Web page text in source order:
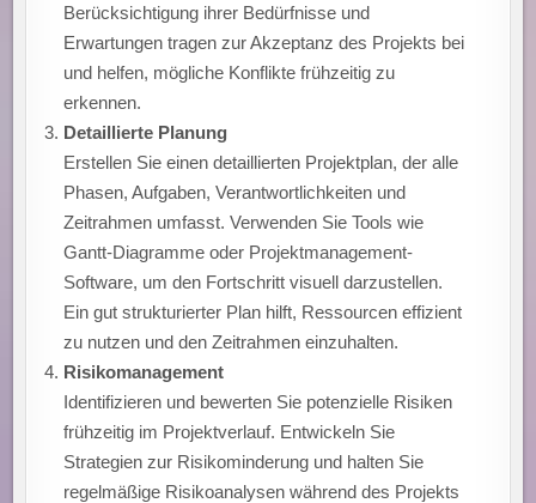
Berücksichtigung ihrer Bedürfnisse und
Erwartungen tragen zur Akzeptanz des Projekts bei
und helfen, mögliche Konflikte frühzeitig zu
erkennen.
Detaillierte Planung
Erstellen Sie einen detaillierten Projektplan, der alle
Phasen, Aufgaben, Verantwortlichkeiten und
Zeitrahmen umfasst. Verwenden Sie Tools wie
Gantt-Diagramme oder Projektmanagement-
Software, um den Fortschritt visuell darzustellen.
Ein gut strukturierter Plan hilft, Ressourcen effizient
zu nutzen und den Zeitrahmen einzuhalten.
Risikomanagement
Identifizieren und bewerten Sie potenzielle Risiken
frühzeitig im Projektverlauf. Entwickeln Sie
Strategien zur Risikominderung und halten Sie
regelmäßige Risikoanalysen während des Projekts